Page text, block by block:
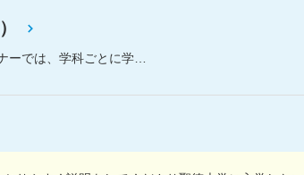
びをご紹介。先生と直接話せる機会も設けています。